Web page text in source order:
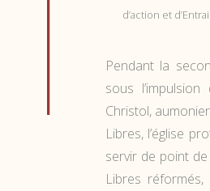
d’action et
Pendant la
sous
Christol,
Libres, l’église
servir de point
Libres